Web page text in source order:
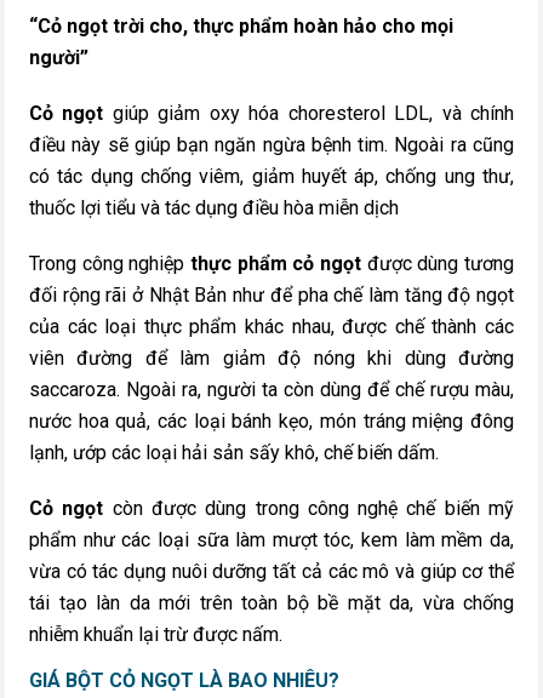
“Cỏ ngọt trời cho, thực phẩm hoàn hảo cho mọi
người”
Cỏ ngọt giúp giảm oxy hóa choresterol LDL, và chính
điều này sẽ giúp bạn ngăn ngừa bệnh tim. Ngoài ra cũng
có tác dụng chống viêm, giảm huyết áp, chống ung thư,
thuốc lợi tiểu và tác dụng điều hòa miễn dịch
Trong công nghiệp thực phẩm cỏ ngọt được dùng tương
đối rộng rãi ở Nhật Bản như để pha chế làm tăng độ ngọt
của các loại thực phẩm khác nhau, được chế thành các
viên đường để làm giảm độ nóng khi dùng đường
saccaroza. Ngoài ra, người ta còn dùng để chế rượu màu,
nước hoa quả, các loại bánh kẹo, món tráng miệng đông
lạnh, ướp các loại hải sản sấy khô, chế biến dấm.
Cỏ ngọt còn được dùng trong công nghệ chế biến mỹ
phẩm như các loại sữa làm mượt tóc, kem làm mềm da,
vừa có tác dụng nuôi dưỡng tất cả các mô và giúp cơ thể
tái tạo làn da mới trên toàn bộ bề mặt da, vừa chống
nhiễm khuẩn lại trừ được nấm.
GIÁ BỘT CỎ NGỌT LÀ BAO NHIÊU?